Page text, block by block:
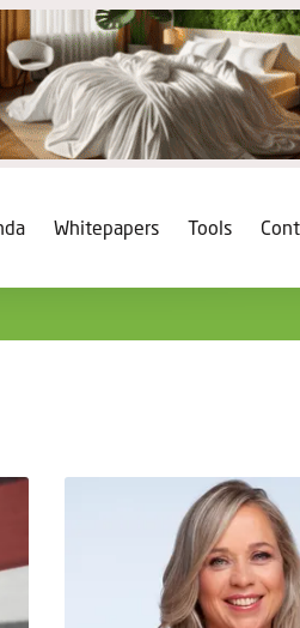
Whitepapers Tools